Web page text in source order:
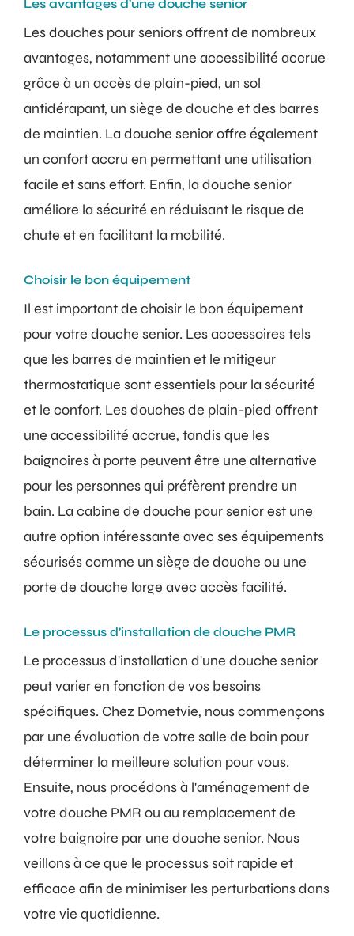
Les avantages d'une douche senior
Les douches pour seniors offrent de nombreux
avantages, notamment une accessibilité accrue
grâce à un accès de plain-pied, un sol
antidérapant, un siège de douche et des barres
de maintien. La douche senior offre également
un confort accru en permettant une utilisation
facile et sans effort. Enfin, la douche senior
améliore la sécurité en réduisant le risque de
chute et en facilitant la mobilité.
Choisir le bon équipement
Il est important de choisir le bon équipement
pour votre douche senior. Les accessoires tels
que les barres de maintien et le mitigeur
thermostatique sont essentiels pour la sécurité
et le confort. Les douches de plain-pied offrent
une accessibilité accrue, tandis que les
baignoires à porte peuvent être une alternative
pour les personnes qui préfèrent prendre un
bain. La cabine de douche pour senior est une
autre option intéressante avec ses équipements
sécurisés comme un siège de douche ou une
porte de douche large avec accès facilité.
Le processus d'installation de douche PMR
Le processus d'installation d'une douche senior
peut varier en fonction de vos besoins
spécifiques. Chez Dometvie, nous commençons
par une évaluation de votre salle de bain pour
déterminer la meilleure solution pour vous.
Ensuite, nous procédons à l'aménagement de
votre douche PMR ou au remplacement de
votre baignoire par une douche senior. Nous
veillons à ce que le processus soit rapide et
efficace afin de minimiser les perturbations dans
votre vie quotidienne.